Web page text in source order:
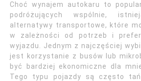
Choć wynajem autokaru to
podróżujących wspólnie,
alternatywy transportowe, które
w zależności od potrzeb i
wyjazdu. Jednym z najczęściej
jest korzystanie z busów lub
być bardziej ekonomiczne dla
Tego typu pojazdy są często